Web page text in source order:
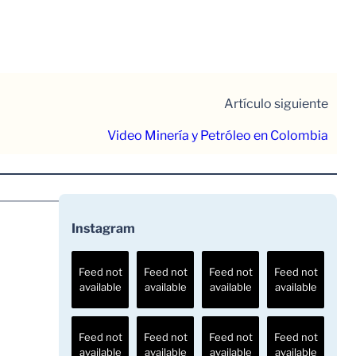
Artículo siguiente
Video Minería y Petróleo en Colombia
Instagram
Feed not
available
Feed not
available
Feed not
available
Feed not
available
Feed not
available
Feed not
available
Feed not
available
Feed not
available